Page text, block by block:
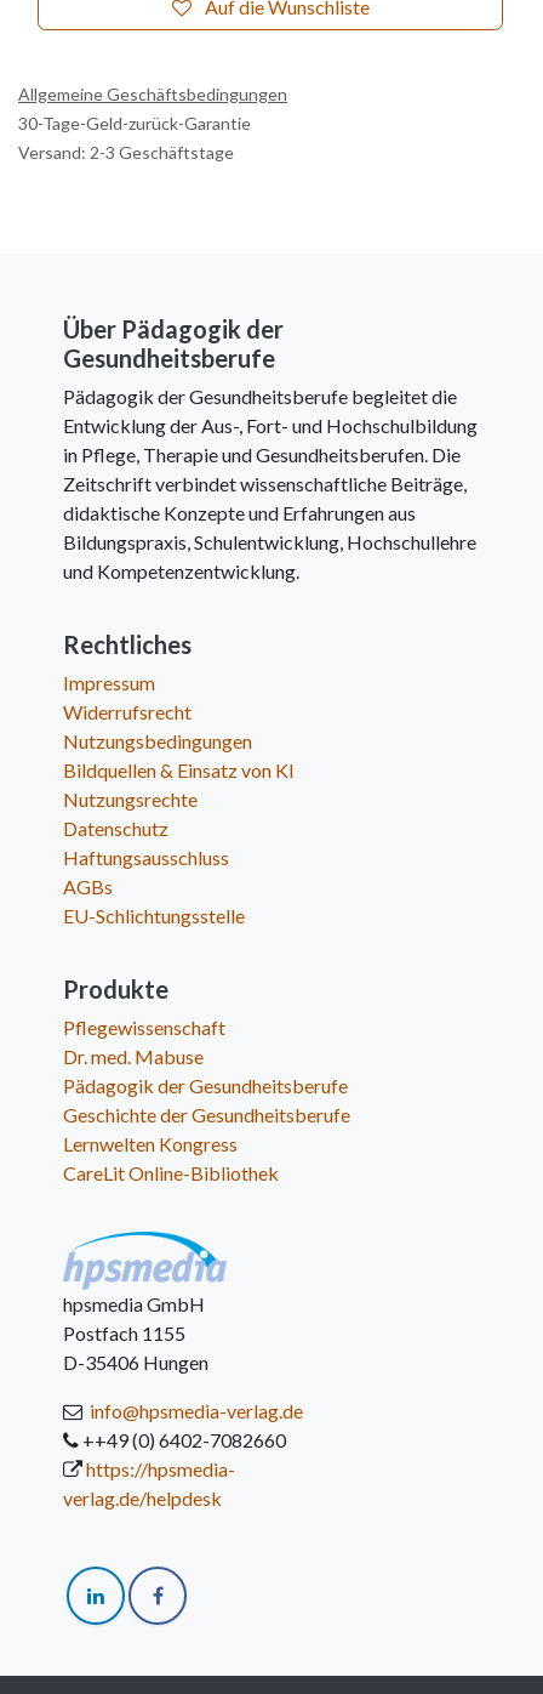
Auf die Wunschliste
Allgemeine Geschäftsbedingungen
30-Tage-Geld-zurück-Garantie
Versand: 2-3 Geschäftstage
Über Pädagogik der
Gesundheitsberufe
Pädagogik der Gesundheitsberufe begleitet die
Entwicklung der Aus-, Fort- und Hochschulbildung
in Pflege, Therapie und Gesundheitsberufen. Die
Zeitschrift verbindet wissenschaftliche Beiträge,
didaktische Konzepte und Erfahrungen aus
Bildungspraxis, Schulentwicklung, Hochschullehre
und Kompetenzentwicklung.
Rechtliches
Impressum
Widerrufsrecht
Nutzungsbedingungen
Bildquellen & Einsatz von KI
Nutzungsrechte
Datenschutz
Haftungsausschluss
AGBs
EU-Schlichtungsstelle
Produkte
Pflegewissenschaft
Dr. med. Mabuse
Pädagogik der Gesundheitsberufe
Geschichte der Gesundheitsberufe
Lernwelten Kongress
CareLit Online-Bibliothek
hpsmedia GmbH
Postfach 1155
D-35406 Hungen
info@hpsmedia-verlag.de
++49 (0) 6402-7082660
https://hpsmedia-
verlag.de/helpdesk